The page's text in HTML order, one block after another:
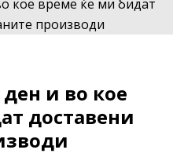
и во кое
доставени